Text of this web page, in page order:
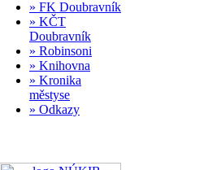
» FK Doubravník
» KČT
Doubravník
» Robinsoni
» Knihovna
» Kronika
městyse
» Odkazy